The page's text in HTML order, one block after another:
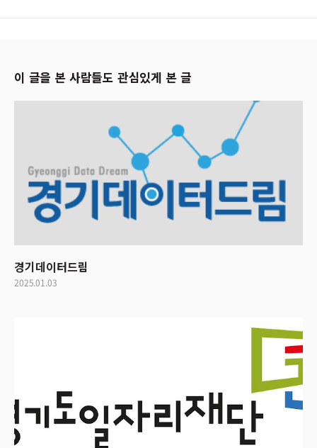
이 글을 본 사람들도 관심있게 본 글
경기데이터드림
2025.01.03